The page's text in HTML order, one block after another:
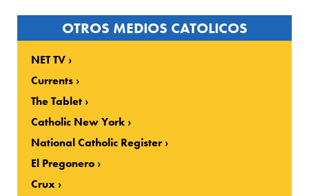
OTROS MEDIOS CATOLICOS
NET TV
Currents
The Tablet
Catholic New York
National Catholic Register
El Pregonero
Crux